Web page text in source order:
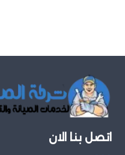
اتصل بنا الان